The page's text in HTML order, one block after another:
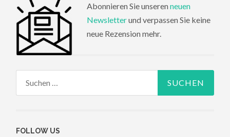
Abonnieren Sie unseren neuen
Newsletterund verpassen Sie keine
neue Rezension mehr.
FOLLOW US